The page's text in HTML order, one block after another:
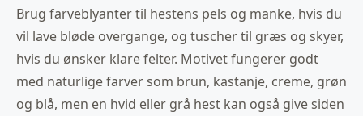
Brug farveblyanter til hestens pels og manke, hvis du
vil lave bløde overgange, og tuscher til græs og skyer,
hvis du ønsker klare felter. Motivet fungerer godt
med naturlige farver som brun, kastanje, creme, grøn
og blå, men en hvid eller grå hest kan også give siden